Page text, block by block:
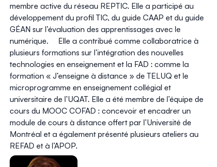
membre active du réseau REPTIC. Elle a participé au
développement du profil TIC, du guide CAAP et du guide
GÉAN sur l’évaluation des apprentissages avec le
numérique. Elle a contribué comme collaboratrice à
plusieurs formations sur l’intégration des nouvelles
technologies en enseignement et la FAD : comme la
formation « J’enseigne à distance » de TELUQ et le
microprogramme en enseignement collégial et
universitaire de l’UQAT. Elle a été membre de l’équipe de
cours du MOOC COFAD : concevoir et encadrer un
module de cours à distance offert par l’Université de
Montréal et a également présenté plusieurs ateliers au
REFAD et à l’APOP.